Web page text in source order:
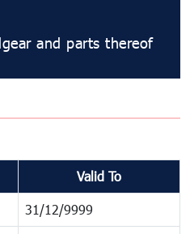
and parts thereof
Valid To
31/12/9999